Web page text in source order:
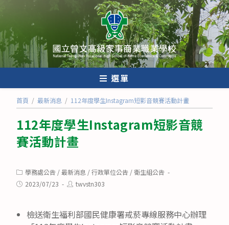
轉
至
主
要
內
選單
首頁 / 最新消息 / 112年度學生Instagram短影音競賽活動計畫
112年度學生Instagram短影音競
賽活動計畫
Post
category:
學務處公告 /最新消息 /行政單位公告 /衛生組公告
Post2023/07/23
Posttwvstn303
檢送衛生福利部國民健康署戒菸專線服務中心辦理